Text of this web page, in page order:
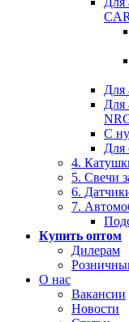
Для
Для
С
Для
4.
5. Свечи
6.
7.
Купить оптом
Дилерам
О нас
Вакансии
Новости